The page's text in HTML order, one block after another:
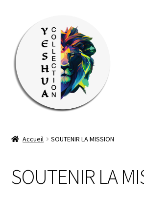
navigation
contenu
BOX MISSION
Accueil SOUTENIR LA MISSION
SOUTENIR LA